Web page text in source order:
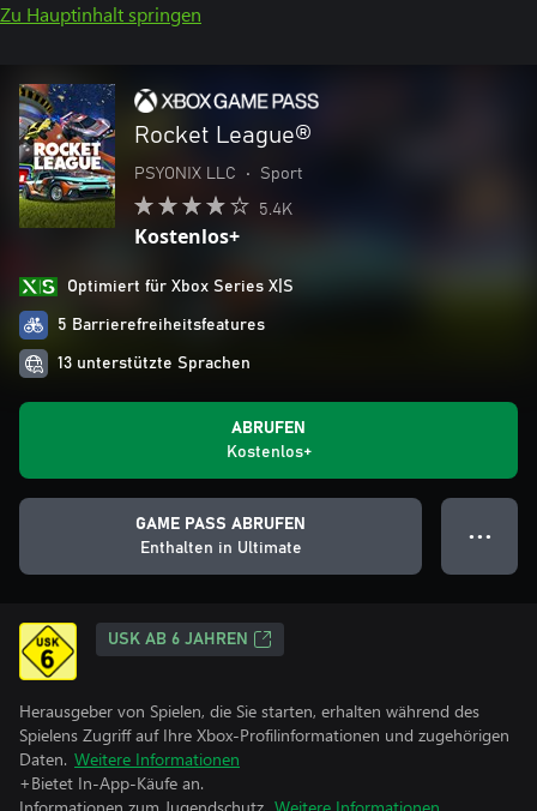
Zu Hauptinhalt springen
Rocket League®
PSYONIX LLC • Sport
5.4K
Kostenlos+
Optimiert für Xbox Series X|S
5 Barrierefreiheitsfeatures
13 unterstützte Sprachen
ABRUFEN
Kostenlos+
GAME PASS ABRUFEN
Enthalten in Ultimate
● ● ●
USK AB 6 JAHREN
Herausgeber von Spielen, die Sie starten, erhalten während des
Spielens Zugriff auf Ihre Xbox-Profilinformationen und zugehörigen
Daten. Weitere Informationen
+Bietet In-App-Käufe an.